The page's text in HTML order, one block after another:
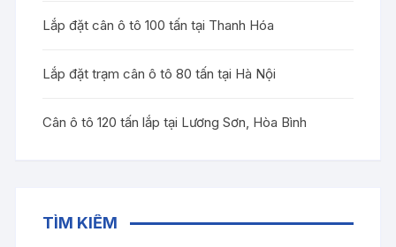
Lắp đặt cân ô tô 100 tấn tại Thanh Hóa
Lắp đặt trạm cân ô tô 80 tấn tại Hà Nội
Cân ô tô 120 tấn lắp tại Lương Sơn, Hòa Bình
TÌM KIẾM